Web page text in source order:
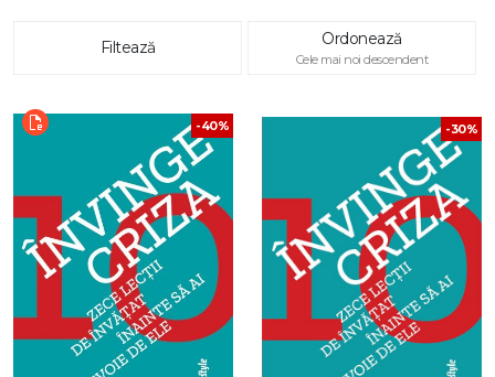
Filtează Ordonează
Cele mai noi descendent
-40% -30%